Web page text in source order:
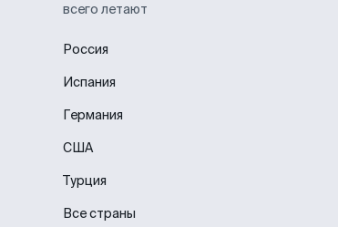
всего летают
Россия
Испания
Германия
США
Турция
Все страны